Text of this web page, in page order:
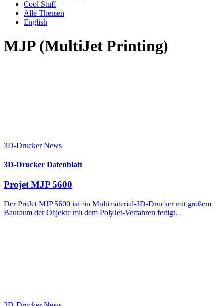
Cool Stuff
Alle Themen
English
MJP (MultiJet Printing)
3D-Drucker News
3D-Drucker Datenblatt
Projet MJP 5600
Der ProJet MJP 5600 ist ein Multimaterial-3D-Drucker mit großem
Bauraum der Objekte mit dem PolyJet-Verfahren fertigt.